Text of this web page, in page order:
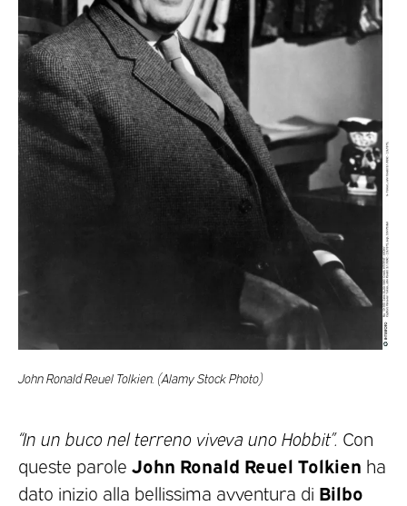
John Ronald Reuel Tolkien. (Alamy Stock Photo)
“In un buco nel terreno viveva uno Hobbit”. Con
queste parole John Ronald Reuel Tolkien ha
dato inizio alla bellissima avventura di Bilbo